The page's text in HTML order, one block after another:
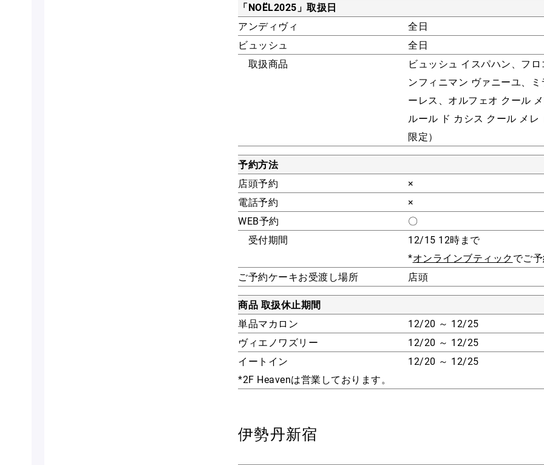
「NOËL2025」取扱日
アンディヴィ
全日
ビュッシュ
全日
取扱商品
ビュッシュ イスパハン、フロ
ンフィニマン ヴァニーユ、ミ
ーレス、オルフェオ クール
ルール ド カシス クール メレ
限定）
予約方法
店頭予約
×
電話予約
×
WEB予約
〇
受付期間
12/15 12時まで
*オンラインブティックでご
ご予約ケーキお受渡し場所
店頭
商品 取扱休止期間
単品マカロン
12/20 ～ 12/25
ヴィエノワズリー
12/20 ～ 12/25
イートイン
*2F Heavenは営業しております。
12/20 ～ 12/25
伊勢丹新宿